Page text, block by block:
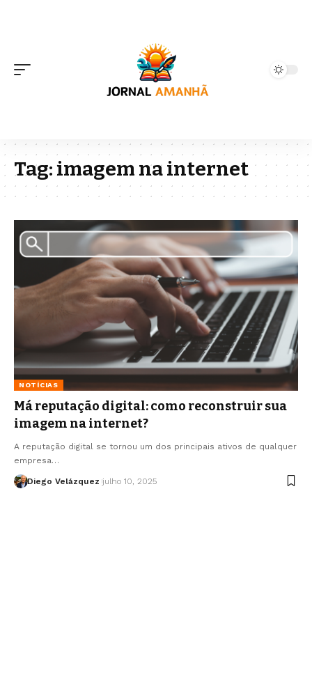
Tag:imagem na internet
NOTÍCIAS
Má reputação digital: como reconstruir sua
imagem na internet?
A reputação digital se tornou um dos principais ativos de qualquer
empresa…
Diego Velázquez julho 10, 2025